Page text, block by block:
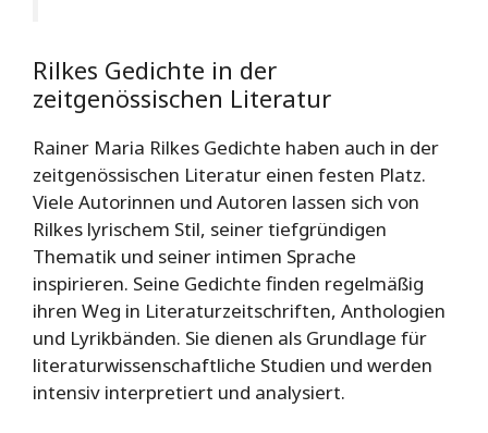
Rilkes Gedichte in der
zeitgenössischen Literatur
Rainer Maria Rilkes Gedichte haben auch in der
zeitgenössischen Literatur einen festen Platz.
Viele Autorinnen und Autoren lassen sich von
Rilkes lyrischem Stil, seiner tiefgründigen
Thematik und seiner intimen Sprache
inspirieren. Seine Gedichte finden regelmäßig
ihren Weg in Literaturzeitschriften, Anthologien
und Lyrikbänden. Sie dienen als Grundlage für
literaturwissenschaftliche Studien und werden
intensiv interpretiert und analysiert.